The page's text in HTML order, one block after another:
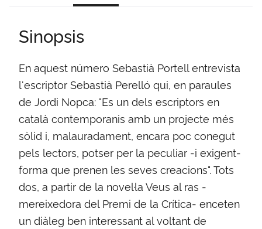
Sinopsis
En aquest número Sebastià Portell entrevista
l'escriptor Sebastià Perelló qui, en paraules
de Jordi Nopca: "Es un dels escriptors en
català contemporanis amb un projecte més
sòlid i, malauradament, encara poc conegut
pels lectors, potser per la peculiar -i exigent-
forma que prenen les seves creacions". Tots
dos, a partir de la novel·la Veus al ras -
mereixedora del Premi de la Crítica- enceten
un diàleg ben interessant al voltant de